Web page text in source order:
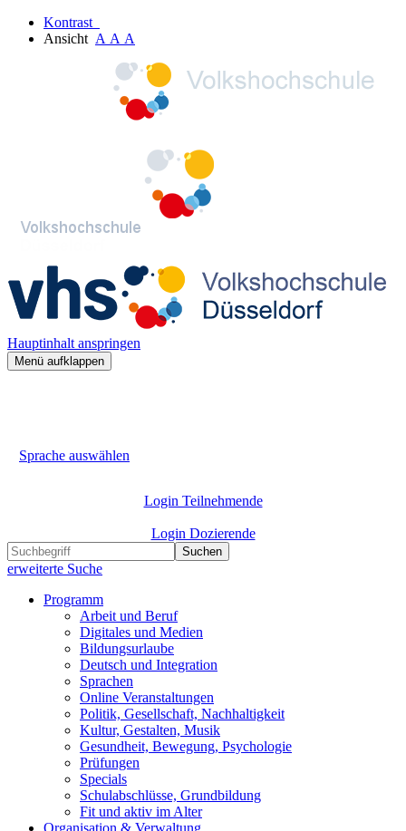
Kontrast
Ansicht A A A
Hauptinhalt anspringen
Menü aufklappen
Sprache auswählen
Login Teilnehmende
Login Dozierende
Suchen
erweiterte Suche
Programm
Arbeit und Beruf
Digitales und Medien
Bildungsurlaube
Deutsch und Integration
Sprachen
Online Veranstaltungen
Politik, Gesellschaft, Nachhaltigkeit
Kultur, Gestalten, Musik
Gesundheit, Bewegung, Psychologie
Prüfungen
Specials
Schulabschlüsse, Grundbildung
Fit und aktiv im Alter
Organisation & Verwaltung